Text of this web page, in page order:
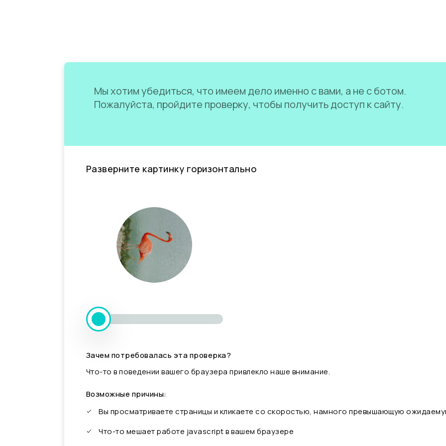
Мы хотим убедиться, что имеем дело именно с вами, а не с ботом.
Пожалуйста, пройдите проверку, чтобы получить доступ к сайту.
Разверните картинку горизонтально
Зачем потребовалась эта проверка?
Что-то в поведении вашего браузера привлекло наше внимание.
Возможные причины:
Вы просматриваете страницы и кликаете со скоростью, намного превышающую
Что-то мешает работе javascript в вашем браузере